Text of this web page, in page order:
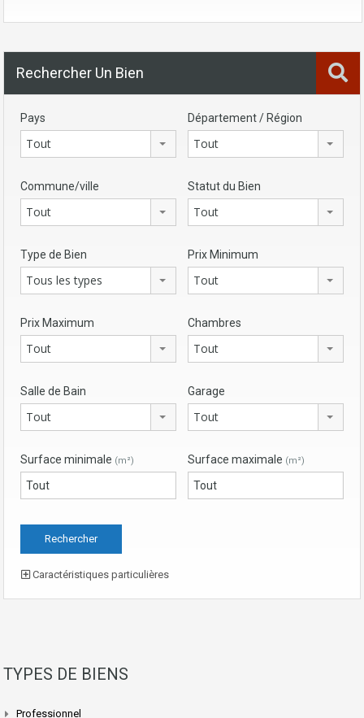
Rechercher Un Bien
Pays
Tout
Département / Région
Tout
Commune/ville
Tout
Statut du Bien
Tout
Type de Bien
Tous les types
Prix Minimum
Tout
Prix Maximum
Tout
Chambres
Tout
Salle de Bain
Tout
Garage
Tout
Surface minimale (m²) Surface maximale (m²)
Caractéristiques particulières
TYPES DE BIENS
Professionnel